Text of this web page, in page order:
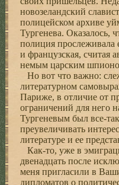
новозеландский
полицейском архиве
Тургенева. Оказалось,
полиция прослеживала
и французская, считая
немым царским
Но вот что важно:
литературном
Париже, в отличие от
ограничений для него
Тургеневым был все-
преувеличивать
литературе и ее
Как-то, уже в
двенадцать после
меня пригласили в
дипломатов о